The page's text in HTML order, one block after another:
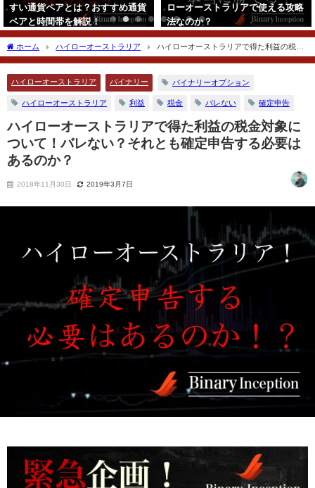
ローオーストラリアで使える攻略
法なのか？
ーストラリアを攻略できるのか？
攻略法と注意点を解説！
ホーム ハイローオーストラリア
ハイローオーストラリアで得た利益の税金
対象について！バレない？それとも確定申告する必要はあるのか？
ハイローオーストラリア バイナリー バイナリーオプション
ハイローオーストラリア 利益 税金 バレない 確定申告
ハイローオーストラリアで得た利益の税金対象に
ついて！バレない？それとも確定申告する必要は
あるのか？
2018年11月30日 2019年3月7日